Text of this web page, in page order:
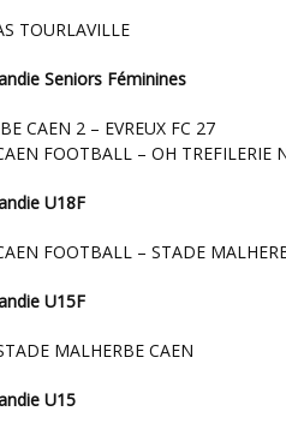
TOURLAVILLE
Seniors Féminines
CAEN 2 – EVREUX FC 27
FOOTBALL – OH TREFILERIE
U18F
FOOTBALL – STADE
U15F
MALHERBE CAEN
U15